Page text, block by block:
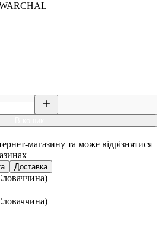
магазину та може відрізнятися
Доставка